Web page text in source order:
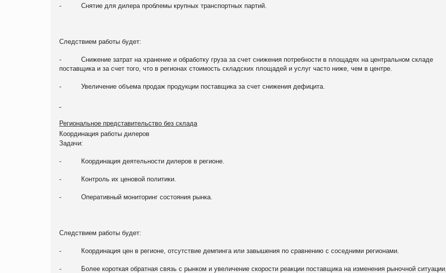
- Снятие для дилера проблемы крупных транспортных партий.
Следствием работы будет:
- Снижение затрат на хранение и обработку груза за счет снижения потребности в площадях на центральном складе
поставщика и за счет того, что в регионах стоимость складских площадей и услуг часто ниже, чем в центре.
- Увеличение объема продаж продукции поставщика за счет снижения дефицита.
Региональное представительство без склада
Координация работы дилеров
Задачи:
- Координация деятельности дилеров в регионе.
- Контроль их ценовой политики.
- Оперативный мониторинг состояния рынка.
Следствием работы будет:
- Координация цен в регионе, отсутствие демпинга или завышения по сравнению с соседними регионами.
- Более короткая обратная связь с рынком и увеличение скорости реакции поставщика на изменения рыночной ситуации.